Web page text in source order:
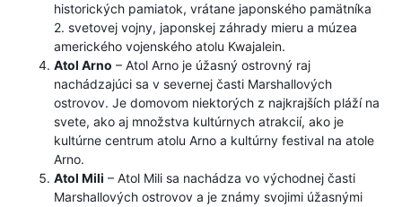
historických pamiatok, vrátane japonského pamätníka
2. svetovej vojny, japonskej záhrady mieru a múzea
amerického vojenského atolu Kwajalein.
Atol Arno – Atol Arno je úžasný ostrovný raj
nachádzajúci sa v severnej časti Marshallových
ostrovov. Je domovom niektorých z najkrajších pláží na
svete, ako aj množstva kultúrnych atrakcií, ako je
kultúrne centrum atolu Arno a kultúrny festival na atole
Arno.
Atol Mili – Atol Mili sa nachádza vo východnej časti
Marshallových ostrovov a je známy svojimi úžasnými